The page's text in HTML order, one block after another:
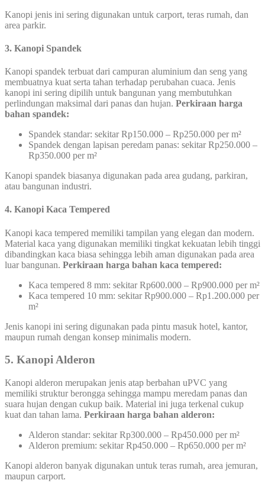
Kanopi jenis ini sering digunakan untuk carport, teras rumah, dan
area parkir.
3. Kanopi Spandek
Kanopi spandek terbuat dari campuran aluminium dan seng yang
membuatnya kuat serta tahan terhadap perubahan cuaca. Jenis
kanopi ini sering dipilih untuk bangunan yang membutuhkan
perlindungan maksimal dari panas dan hujan. Perkiraan harga
bahan spandek:
Spandek standar: sekitar Rp150.000 – Rp250.000 per m²
Spandek dengan lapisan peredam panas: sekitar Rp250.000 –
Rp350.000 per m²
Kanopi spandek biasanya digunakan pada area gudang, parkiran,
atau bangunan industri.
4. Kanopi Kaca Tempered
Kanopi kaca tempered memiliki tampilan yang elegan dan modern.
Material kaca yang digunakan memiliki tingkat kekuatan lebih tinggi
dibandingkan kaca biasa sehingga lebih aman digunakan pada area
luar bangunan. Perkiraan harga bahan kaca tempered:
Kaca tempered 8 mm: sekitar Rp600.000 – Rp900.000 per m²
Kaca tempered 10 mm: sekitar Rp900.000 – Rp1.200.000 per
m²
Jenis kanopi ini sering digunakan pada pintu masuk hotel, kantor,
maupun rumah dengan konsep minimalis modern.
5. Kanopi Alderon
Kanopi alderon merupakan jenis atap berbahan uPVC yang
memiliki struktur berongga sehingga mampu meredam panas dan
suara hujan dengan cukup baik. Material ini juga terkenal cukup
kuat dan tahan lama. Perkiraan harga bahan alderon:
Alderon standar: sekitar Rp300.000 – Rp450.000 per m²
Alderon premium: sekitar Rp450.000 – Rp650.000 per m²
Kanopi alderon banyak digunakan untuk teras rumah, area jemuran,
maupun carport.